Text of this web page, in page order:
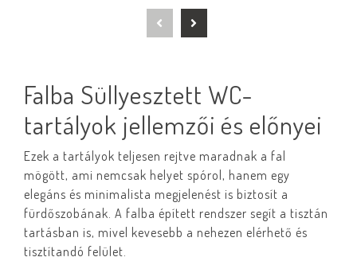
Falba Süllyesztett WC-
tartályok jellemzői és előnyei
Ezek a tartályok teljesen rejtve maradnak a fal
mögött, ami nemcsak helyet spórol, hanem egy
elegáns és minimalista megjelenést is biztosít a
fürdőszobának. A falba épített rendszer segít a tisztán
tartásban is, mivel kevesebb a nehezen elérhető és
tisztítandó felület.